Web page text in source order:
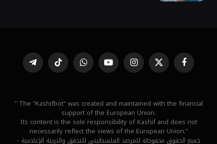
فيسبوك X
(Twitter)
الانستغراميوتيوب واتساب تيكتوك تيلقرام
" The "Kashifbot" was created and maintained with the financial
support of the European Union.
Its content is the sole responsibility of Kashif and does not
necessarily reflect the views of the European Union."
جميع الحقوق محفوظة للمرصد الفلسطيني للتحقق والتربية الإعلامية -